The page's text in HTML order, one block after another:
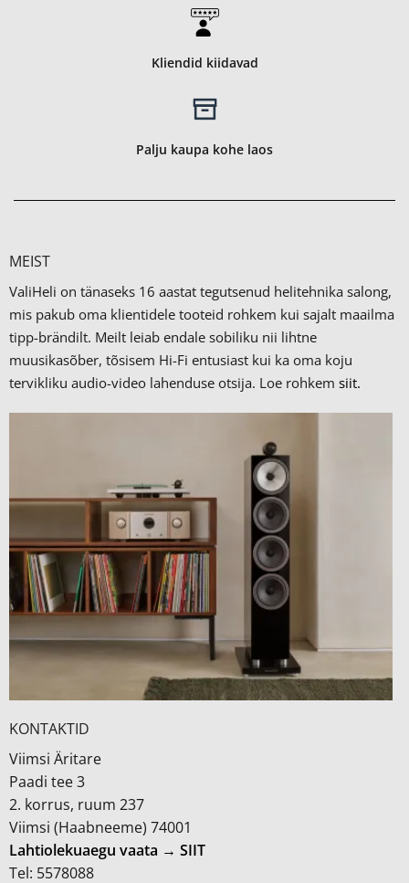
Kliendid kiidavad
Palju kaupa kohe laos
MEIST
ValiHeli on tänaseks 16 aastat tegutsenud helitehnika salong,
mis pakub oma klientidele tooteid rohkem kui sajalt maailma
tipp-brändilt. Meilt leiab endale sobiliku nii lihtne
muusikasõber, tõsisem Hi-Fi entusiast kui ka oma koju
tervikliku audio-video lahenduse otsija. Loe rohkem siit.
KONTAKTID
Viimsi Äritare
Paadi tee 3
2. korrus, ruum 237
Viimsi (Haabneeme) 74001
Lahtiolekuaegu vaata → SIIT
Tel: 5578088